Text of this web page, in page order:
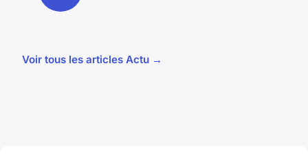
Voir tous les articles Actu →